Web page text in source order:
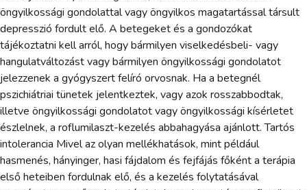
öngyilkossági gondolattal vagy öngyilkos magatartással társult
depresszió fordult elő. A betegeket és a gondozókat
tájékoztatni kell arról, hogy bármilyen viselkedésbeli- vagy
hangulatváltozást vagy bármilyen öngyilkossági gondolatot
jelezzenek a gyógyszert felíró orvosnak. Ha a betegnél
pszichiátriai tünetek jelentkeztek, vagy azok rosszabbodtak,
illetve öngyilkossági gondolatot vagy öngyilkossági kísérletet
észlelnek, a roflumilaszt-kezelés abbahagyása ajánlott. Tartós
intolerancia Mivel az olyan mellékhatások, mint például
hasmenés, hányinger, hasi fájdalom és fejfájás főként a terápia
első heteiben fordulnak elő, és a kezelés folytatásával